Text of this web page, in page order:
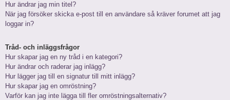
Hur ändrar jag min titel?
När jag försöker skicka e-post till en användare så kräver forumet att jag
loggar in?
Tråd- och inläggsfrågor
Hur skapar jag en ny tråd i en kategori?
Hur ändrar och raderar jag inlägg?
Hur lägger jag till en signatur till mitt inlägg?
Hur skapar jag en omröstning?
Varför kan jag inte lägga till fler omröstningsalternativ?